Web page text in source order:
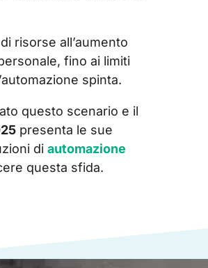
risorse all’aumento
fino ai limiti
spinta.
questo scenario e il
presenta le sue
di automazione
questa sfida.